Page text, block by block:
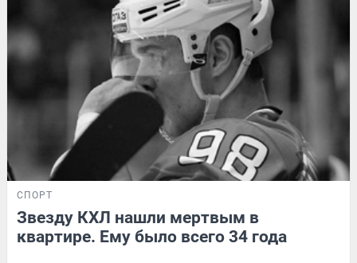
СПОРТ
Звезду КХЛ нашли мертвым в
квартире. Ему было всего 34 года